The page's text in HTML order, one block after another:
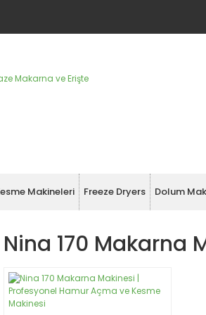
Makineleri Freeze Dryers Dolum
Nina 170 Makarna